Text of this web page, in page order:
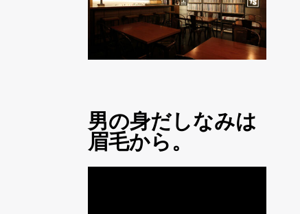
男の身だしなみは
眉毛から。